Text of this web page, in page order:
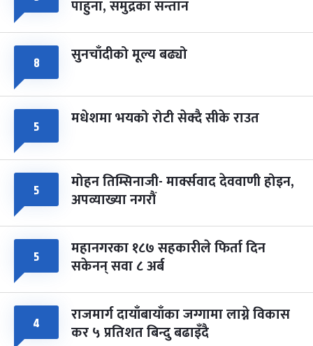
चैत्र ८, २०८३-Mar 22, 2027
पाहुना, समुद्रका सन्तान
८ सुनचाँदीको मूल्य बढ्यो
५ मधेशमा भयको रोटी सेक्दै सीके राउत
५ मोहन तिम्सिनाजी- मार्क्सवाद देववाणी होइन,
अपव्याख्या नगरौं
५ महानगरका १८७ सहकारीले फिर्ता दिन
सकेनन् सवा ८ अर्ब
४ राजमार्ग दायाँबायाँका जग्गामा लाग्ने विकास
कर ५ प्रतिशत बिन्दु बढाइँदै